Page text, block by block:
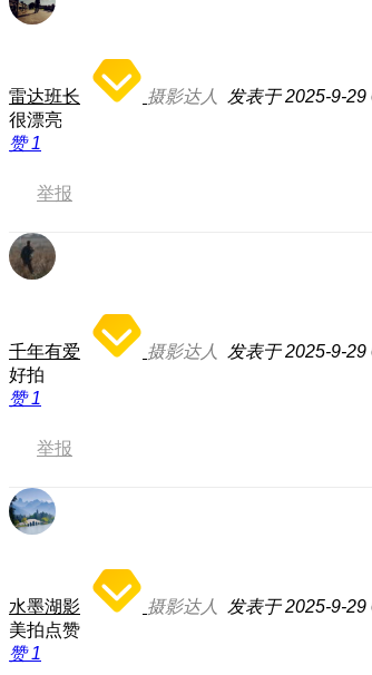
雷达班长 摄影达人 发表于 2025-9-29
很漂亮
赞1
举报
千年有爱 摄影达人 发表于 2025-9-29
好拍
赞1
举报
水墨湖影 摄影达人 发表于 2025-9-29
美拍点赞
赞1